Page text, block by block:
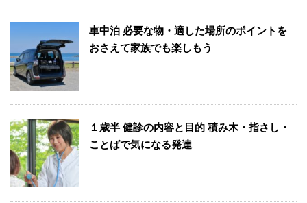
車中泊 必要な物・適した場所のポイントを
おさえて家族でも楽しもう
１歳半 健診の内容と目的 積み木・指さし・
ことばで気になる発達